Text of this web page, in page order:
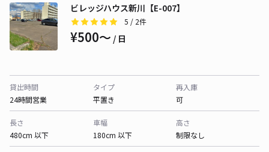
ビレッジハウス新川【E-007】
5 / 2件
¥500〜 / 日
貸出時間
24時間営業
タイプ
平置き
再入庫
可
長さ
480cm 以下
車幅
180cm 以下
高さ
制限なし